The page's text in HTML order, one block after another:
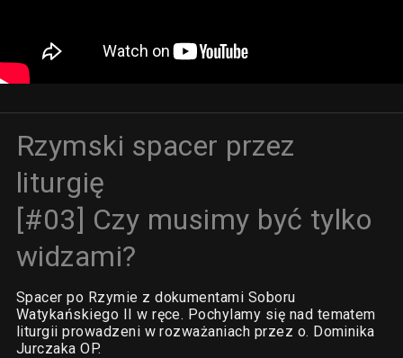
Rzymski spacer przez
liturgię
[#03] Czy musimy być tylko
widzami?
Spacer po Rzymie z dokumentami Soboru
Watykańskiego II w ręce. Pochylamy się nad tematem
liturgii prowadzeni w rozważaniach przez o. Dominika
Jurczaka OP.